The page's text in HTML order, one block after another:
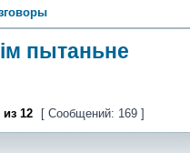
пытаньне
из 12 [ Сообщений: 169 ]